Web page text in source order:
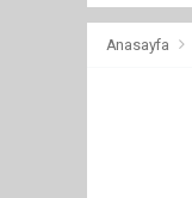
Anasayfa